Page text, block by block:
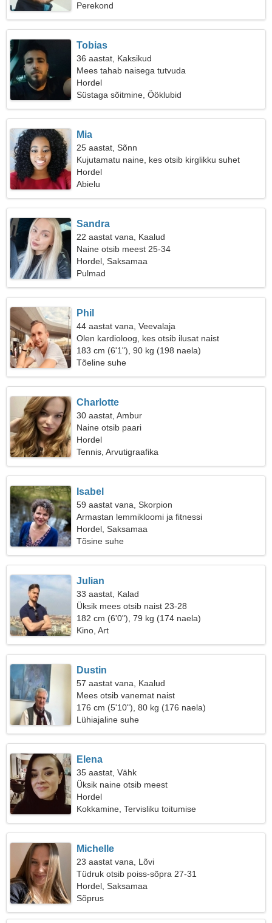
Perekond
Tobias
36 aastat, Kaksikud
Mees tahab naisega tutvuda
Hordel
Süstaga sõitmine, Ööklubid
Mia
25 aastat, Sõnn
Kujutamatu naine, kes otsib kirglikku suhet
Hordel
Abielu
Sandra
22 aastat vana, Kaalud
Naine otsib meest 25-34
Hordel, Saksamaa
Pulmad
Phil
44 aastat vana, Veevalaja
Olen kardioloog, kes otsib ilusat naist
183 cm (6'1"), 90 kg (198 naela)
Tõeline suhe
Charlotte
30 aastat, Ambur
Naine otsib paari
Hordel
Tennis, Arvutigraafika
Isabel
59 aastat vana, Skorpion
Armastan lemmikloomi ja fitnessi
Hordel, Saksamaa
Tõsine suhe
Julian
33 aastat, Kalad
Üksik mees otsib naist 23-28
182 cm (6'0"), 79 kg (174 naela)
Kino, Art
Dustin
57 aastat vana, Kaalud
Mees otsib vanemat naist
176 cm (5'10"), 80 kg (176 naela)
Lühiajaline suhe
Elena
35 aastat, Vähk
Üksik naine otsib meest
Hordel
Kokkamine, Tervisliku toitumise
Michelle
23 aastat vana, Lõvi
Tüdruk otsib poiss-sõpra 27-31
Hordel, Saksamaa
Sõprus